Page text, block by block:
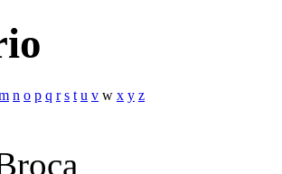
n o p q r s t u v w x y z